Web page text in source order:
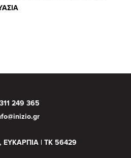
249 365
| ΤΚ 56429